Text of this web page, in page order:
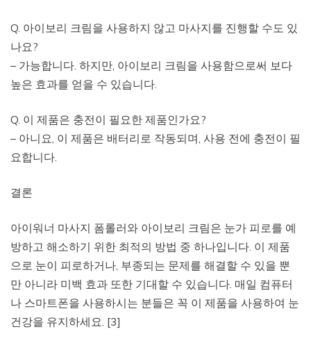
Q. 아이보리 크림을 사용하지 않고 마사지를 진행할 수도 있
나요?
– 가능합니다. 하지만, 아이보리 크림을 사용함으로써 보다
높은 효과를 얻을 수 있습니다.
Q. 이 제품은 충전이 필요한 제품인가요?
– 아니요, 이 제품은 배터리로 작동되며, 사용 전에 충전이 필
요합니다.
결론
아이워너 마사지 폼롤러와 아이보리 크림은 눈가 피로를 예
방하고 해소하기 위한 최적의 방법 중 하나입니다. 이 제품
으로 눈이 피로하거나, 부종되는 문제를 해결할 수 있을 뿐
만 아니라 미백 효과 또한 기대할 수 있습니다. 매일 컴퓨터
나 스마트폰을 사용하시는 분들은 꼭 이 제품을 사용하여 눈
건강을 유지하세요. [3]